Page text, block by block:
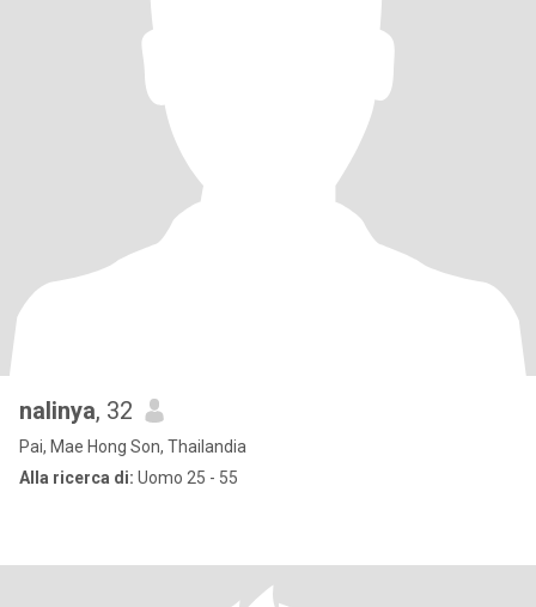
nalinya, 32
Pai, Mae Hong Son, Thailandia
Alla ricerca di: Uomo 25 - 55